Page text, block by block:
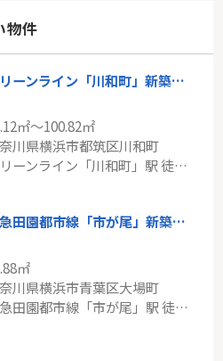
物件
グリーンライン「川和町」新築分譲
㎡～100.82㎡
川県横浜市都筑区川和町
グリーンライン「川和町」駅 徒歩5分
東急田園都市線「市が尾」新築分譲
㎡
川県横浜市青葉区大場町
東急田園都市線「市が尾」駅 徒歩13分